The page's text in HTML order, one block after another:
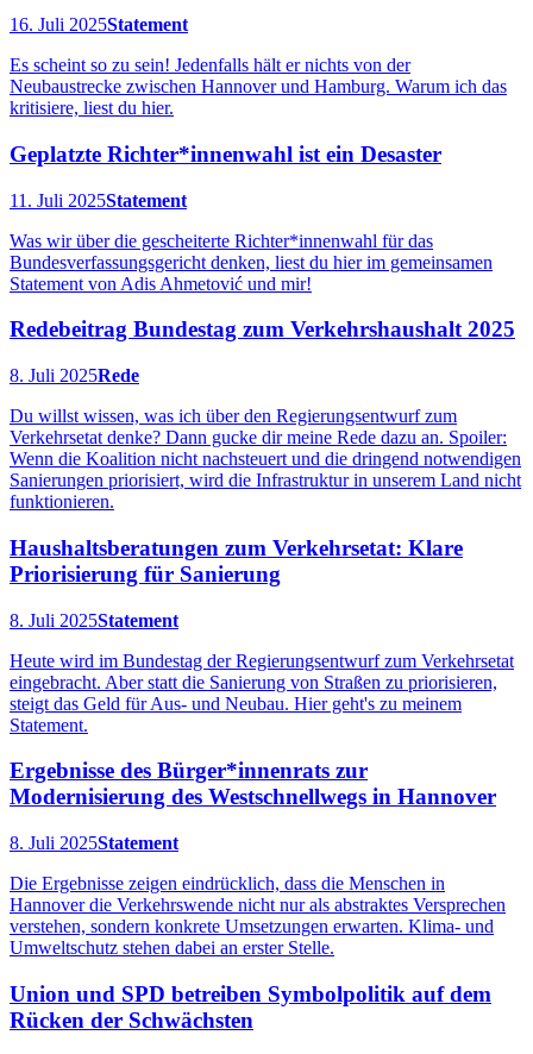
16. Juli 2025Statement
Es scheint so zu sein! Jedenfalls hält er nichts von der
Neubaustrecke zwischen Hannover und Hamburg. Warum ich das
kritisiere, liest du hier.
Geplatzte Richter*innenwahl ist ein Desaster
11. Juli 2025Statement
Was wir über die gescheiterte Richter*innenwahl für das
Bundesverfassungsgericht denken, liest du hier im gemeinsamen
Statement von Adis Ahmetović und mir!
Redebeitrag Bundestag zum Verkehrshaushalt 2025
8. Juli 2025Rede
Du willst wissen, was ich über den Regierungsentwurf zum
Verkehrsetat denke? Dann gucke dir meine Rede dazu an. Spoiler:
Wenn die Koalition nicht nachsteuert und die dringend notwendigen
Sanierungen priorisiert, wird die Infrastruktur in unserem Land nicht
funktionieren.
Haushaltsberatungen zum Verkehrsetat: Klare
Priorisierung für Sanierung
8. Juli 2025Statement
Heute wird im Bundestag der Regierungsentwurf zum Verkehrsetat
eingebracht. Aber statt die Sanierung von Straßen zu priorisieren,
steigt das Geld für Aus- und Neubau. Hier geht's zu meinem
Statement.
Ergebnisse des Bürger*innenrats zur
Modernisierung des Westschnellwegs in Hannover
8. Juli 2025Statement
Die Ergebnisse zeigen eindrücklich, dass die Menschen in
Hannover die Verkehrswende nicht nur als abstraktes Versprechen
verstehen, sondern konkrete Umsetzungen erwarten. Klima- und
Umweltschutz stehen dabei an erster Stelle.
Union und SPD betreiben Symbolpolitik auf dem
Rücken der Schwächsten